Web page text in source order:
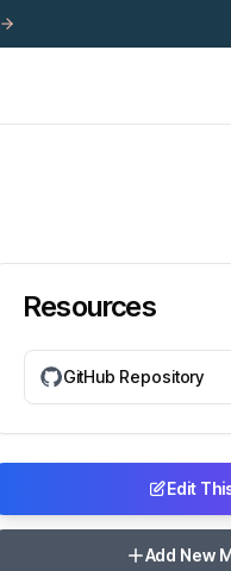
Resources
GitHub Repository
Edit
Add New